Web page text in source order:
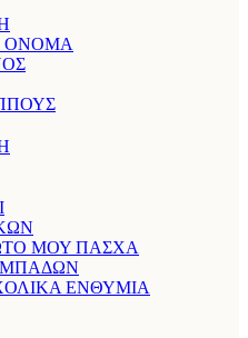
ΟΝΟΜΑ
ΜΟΥ ΠΑΣΧΑ
ΕΝΘΥΜΙΑ